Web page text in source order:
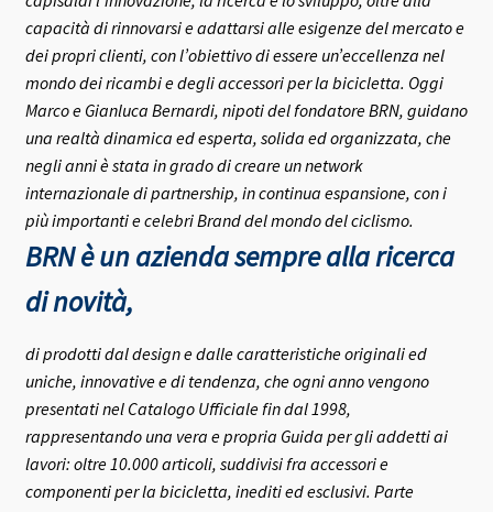
capacità di rinnovarsi e adattarsi alle esigenze del mercato e
dei propri clienti, con l’obiettivo di essere un’eccellenza nel
mondo dei ricambi e degli accessori per la bicicletta. Oggi
Marco e Gianluca Bernardi, nipoti del fondatore BRN, guidano
una realtà dinamica ed esperta, solida ed organizzata, che
negli anni è stata in grado di creare un network
internazionale di partnership, in continua espansione, con i
più importanti e celebri Brand del mondo del ciclismo.
BRN è un azienda sempre alla ricerca
di novità,
di prodotti dal design e dalle caratteristiche originali ed
uniche, innovative e di tendenza, che ogni anno vengono
presentati nel Catalogo Ufficiale fin dal 1998,
rappresentando una vera e propria Guida per gli addetti ai
lavori: oltre 10.000 articoli, suddivisi fra accessori e
componenti per la bicicletta, inediti ed esclusivi. Parte